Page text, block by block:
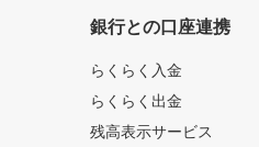
銀行との口座連携
らくらく入金
らくらく出金
残高表示サービス